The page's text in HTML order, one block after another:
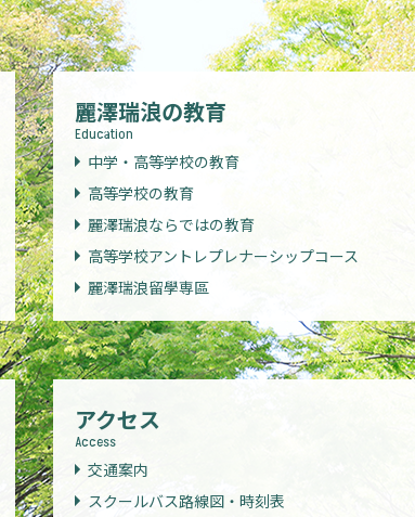
麗澤瑞浪の教育
Education
中学・高等学校の教育
高等学校の教育
麗澤瑞浪ならではの教育
高等学校アントレプレナーシップコース
麗澤瑞浪留學専區
アクセス
Access
交通案内
スクールバス路線図・時刻表